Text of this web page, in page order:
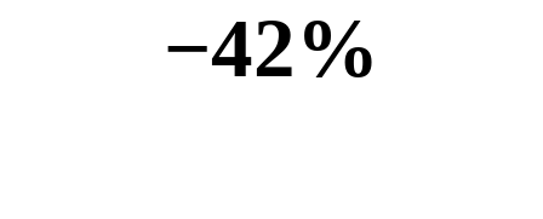
−42%